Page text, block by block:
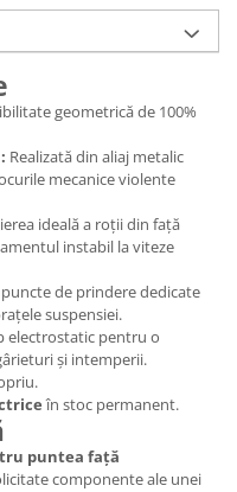
geometrică de 100%
Realizată din aliaj metalic
mecanice violente
ideală a roții din față
instabil la viteze
de prindere dedicate
suspensiei.
electrostatic pentru o
și intemperii.
în stoc permanent.
puntea față
componente ale unei